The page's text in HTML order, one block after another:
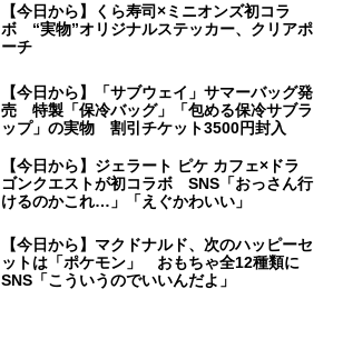
【今日から】くら寿司×ミニオンズ初コラ
ボ “実物”オリジナルステッカー、クリアポ
ーチ
【今日から】「サブウェイ」サマーバッグ発
売 特製「保冷バッグ」「包める保冷サブラ
ップ」の実物 割引チケット3500円封入
【今日から】ジェラート ピケ カフェ×ドラ
ゴンクエストが初コラボ SNS「おっさん行
けるのかこれ…」「えぐかわいい」
【今日から】マクドナルド、次のハッピーセ
ットは「ポケモン」 おもちゃ全12種類に
SNS「こういうのでいいんだよ」